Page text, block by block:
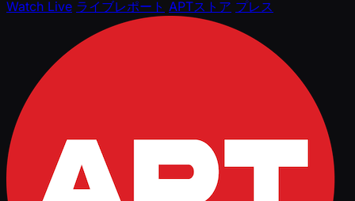
Watch Live ライブレポート APTストア プレス